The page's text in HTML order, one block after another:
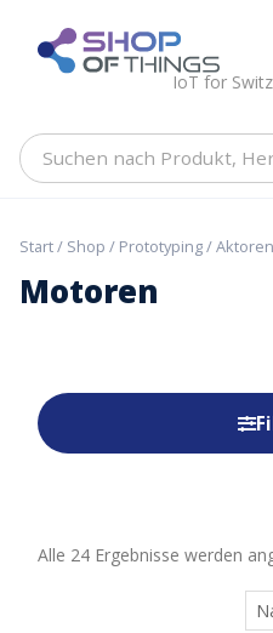
content
IoT for
Suchen
Hersteller,
Start/ Shop / Prototyping/Aktoren
Motoren
Alle 24 Ergebnisse werden